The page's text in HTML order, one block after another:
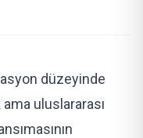
düzeyinde
uluslararası